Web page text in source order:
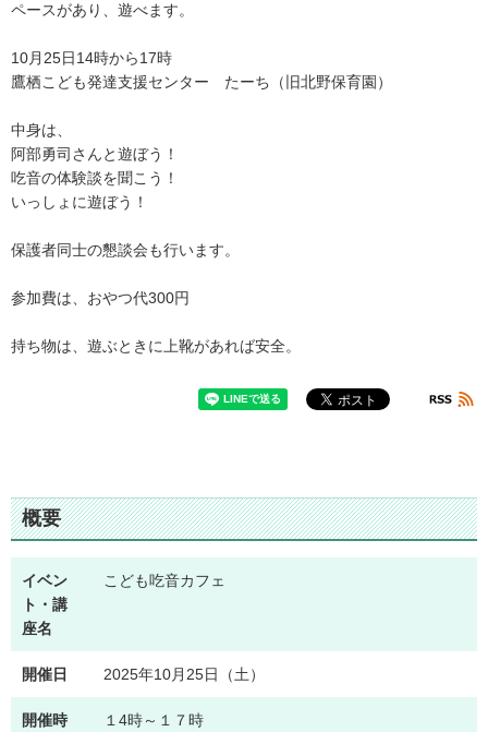
ペースがあり、遊べます。
10月25日14時から17時
鷹栖こども発達支援センター たーち（旧北野保育園）
中身は、
阿部勇司さんと遊ぼう！
吃音の体験談を聞こう！
いっしょに遊ぼう！
保護者同士の懇談会も行います。
参加費は、おやつ代300円
持ち物は、遊ぶときに上靴があれば安全。
概要
イベン
ト・講
座名
こども吃音カフェ
開催日 2025年10月25日（土）
開催時
１4時～１７時